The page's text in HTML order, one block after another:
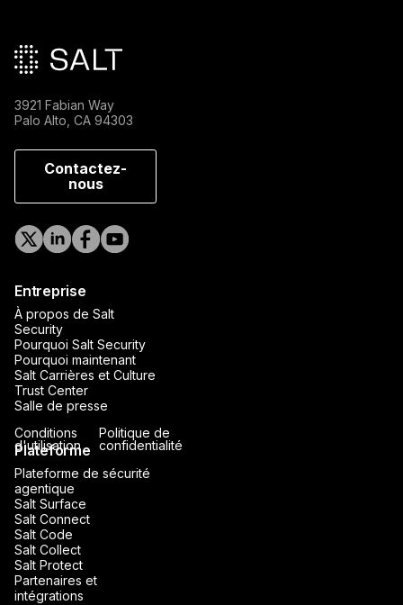
3921 Fabian Way
Palo Alto, CA 94303
Contactez-
nous
Entreprise
À propos de Salt
Security
Pourquoi Salt Security
Pourquoi maintenant
Salt Carrières et Culture
Trust Center
Salle de presse
Plateforme
Plateforme de sécurité
agentique
Salt Surface
Salt Connect
Salt Code
Salt Collect
Salt Protect
Partenaires et
intégrations
Conditions
d'utilisation
Politique de
confidentialité